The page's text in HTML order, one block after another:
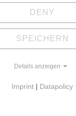
konzipiert für
kurz-, mittel- oder
werden müssen
in einer Notlage
DENY
SPEICHERN
Details anzeigen
Imprint | Datapolicy